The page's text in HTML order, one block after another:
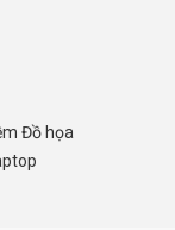
Đồ họa